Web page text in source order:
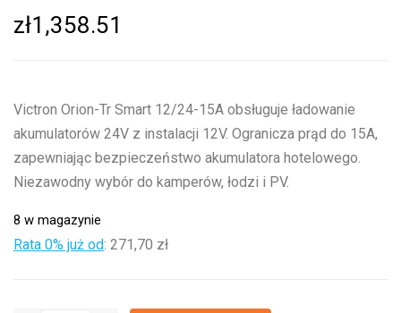
zł1,358.51
Victron Orion-Tr Smart 12/24-15A obsługuje ładowanie
akumulatorów 24V z instalacji 12V. Ogranicza prąd do 15A,
zapewniając bezpieczeństwo akumulatora hotelowego.
Niezawodny wybór do kamperów, łodzi i PV.
8 w magazynie
Rata 0% już od: 271,70 zł